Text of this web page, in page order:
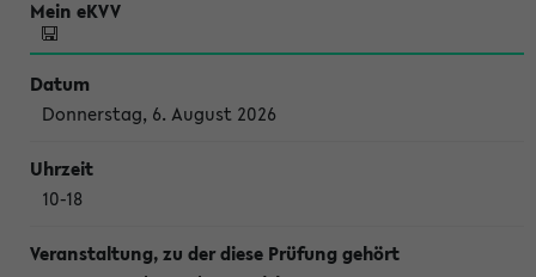
Donnerstag, 6. August 2026
10-18